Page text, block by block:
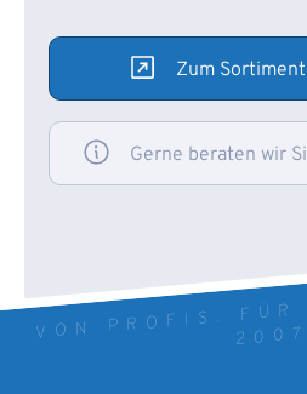
Zum
Gerne beraten wir
VON PROFIS. 2007